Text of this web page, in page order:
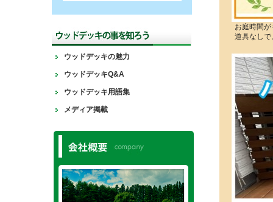
お庭時間
道具なし
ウッドデッキの魅力
ウッドデッキQ&A
ウッドデッキ用語集
メディア掲載